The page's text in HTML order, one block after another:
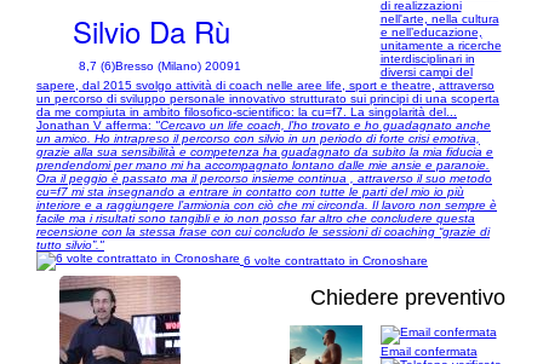
Silvio Da Rù
8,7 (6)Bresso (Milano) 20091
di realizzazioni
nell'arte, nella cultura
e nell’educazione,
unitamente a ricerche
interdisciplinari in
diversi campi del
sapere, dal 2015 svolgo attività di coach nelle aree life, sport e theatre, attraverso
un percorso di sviluppo personale innovativo strutturato sui principi di una scoperta
da me compiuta in ambito filosofico-scientifico: la cu=f7. La singolarità del...
Jonathan V afferma: "Cercavo un life coach, l’ho trovato e ho guadagnato anche
un amico. Ho intrapreso il percorso con silvio in un periodo di forte crisi emotiva,
grazie alla sua sensibilità e competenza ha guadagnato da subito la mia fiducia e
prendendomi per mano mi ha accompagnato lontano dalle mie ansie e paranoie.
Ora il peggio è passato ma il percorso insieme continua , attraverso il suo metodo
cu=f7 mi sta insegnando a entrare in contatto con tutte le parti del mio io più
interiore e a raggiungere l’armionia con ciò che mi circonda. Il lavoro non sempre è
facile ma i risultati sono tangibli e io non posso far altro che concludere questa
recensione con la stessa frase con cui concludo le sessioni di coaching “grazie di
tutto silvio”."
6 volte contrattato in Cronoshare
Chiedere preventivo
Email confermata